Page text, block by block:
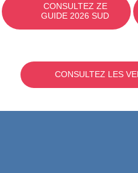
CONSULTEZ ZE
GUIDE 2026 SUD
CONSULTEZ LES